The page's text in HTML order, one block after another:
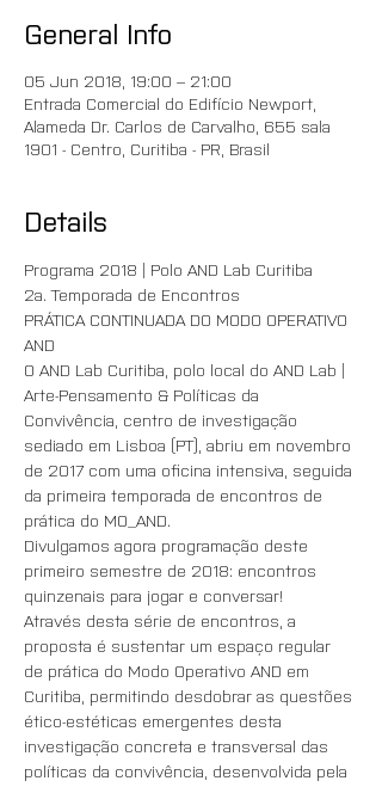
General Info
05 Jun 2018, 19:00 – 21:00
Entrada Comercial do Edifício Newport,
Alameda Dr. Carlos de Carvalho, 655 sala
1901 - Centro, Curitiba - PR, Brasil
Details
Programa 2018 | Polo AND Lab Curitiba
2a. Temporada de Encontros
PRÁTICA CONTINUADA DO MODO OPERATIVO
AND
O AND Lab Curitiba, polo local do AND Lab |
Arte-Pensamento & Políticas da
Convivência, centro de investigação
sediado em Lisboa (PT), abriu em novembro
de 2017 com uma oficina intensiva, seguida
da primeira temporada de encontros de
prática do MO_AND.
Divulgamos agora programação deste
primeiro semestre de 2018: encontros
quinzenais para jogar e conversar!
Através desta série de encontros, a
proposta é sustentar um espaço regular
de prática do Modo Operativo AND em
Curitiba, permitindo desdobrar as questões
ético-estéticas emergentes desta
investigação concreta e transversal das
políticas da convivência, desenvolvida pela